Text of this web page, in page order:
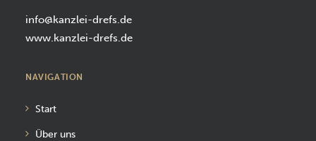
info@kanzlei-drefs.de
www.kanzlei-drefs.de
NAVIGATION
Start
Über uns